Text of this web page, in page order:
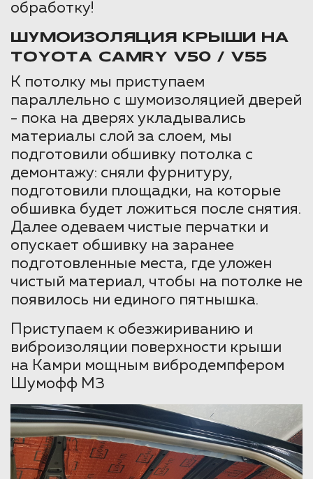
обработку!
ШУМОИЗОЛЯЦИЯ КРЫШИ НА
TOYOTA CAMRY V50 / V55
К потолку мы приступаем
параллельно с шумоизоляцией дверей
- пока на дверях укладывались
материалы слой за слоем, мы
подготовили обшивку потолка с
демонтажу: сняли фурнитуру,
подготовили площадки, на которые
обшивка будет ложиться после снятия.
Далее одеваем чистые перчатки и
опускает обшивку на заранее
подготовленные места, где уложен
чистый материал, чтобы на потолке не
появилось ни единого пятнышка.
Приступаем к обезжириванию и
виброизоляции поверхности крыши
на Камри мощным вибродемпфером
Шумофф М3